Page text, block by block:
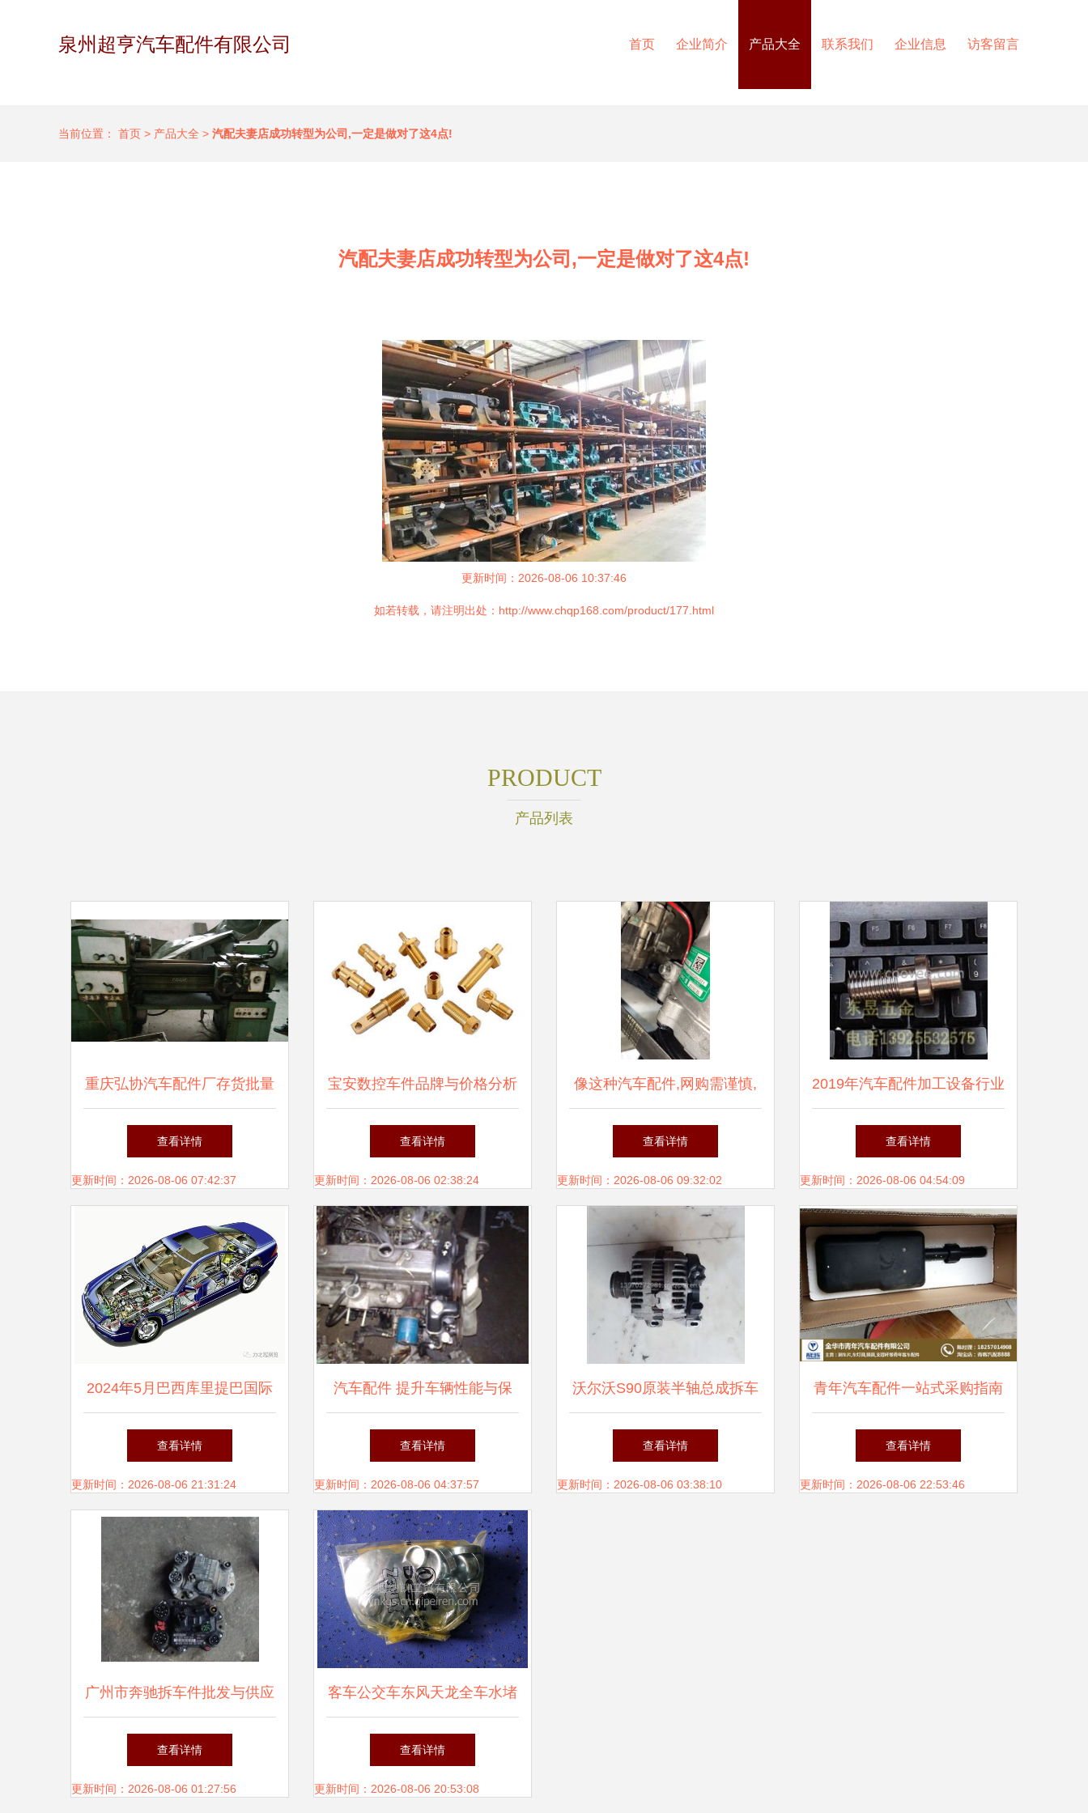
泉州超亨汽车配件有限公司 首页 企业简介 产品大全 联系我们 企业信息 访客留言
当前位置： 首页 > 产品大全 > 汽配夫妻店成功转型为公司,一定是做对了这4点!
汽配夫妻店成功转型为公司,一定是做对了这4点!
更新时间：2026-08-06 10:37:46
如若转载，请注明出处：http://www.chqp168.com/product/177.html
PRODUCT
产品列表
重庆弘协汽车配件厂存货批量
交易信息发布
查看详情
更新时间：2026-08-06 07:42:37
宝安数控车件品牌与价格分析
查看详情
更新时间：2026-08-06 02:38:24
像这种汽车配件,网购需谨慎,
躺枪的也许就是你
查看详情
更新时间：2026-08-06 09:32:02
2019年汽车配件加工设备行业
批发市场分析与发展趋势
查看详情
更新时间：2026-08-06 04:54:09
2024年5月巴西库里提巴国际
汽车配件展 探索汽车配件行
业的新机遇
查看详情
更新时间：2026-08-06 21:31:24
汽车配件 提升车辆性能与保
障行车安全的关键
查看详情
更新时间：2026-08-06 04:37:57
沃尔沃S90原装半轴总成拆车
件 质量保障与价格优势
查看详情
更新时间：2026-08-06 03:38:10
青年汽车配件一站式采购指南
从车灯具到刹车片
查看详情
更新时间：2026-08-06 22:53:46
广州市奔驰拆车件批发与供应
优质汽车配件的不二之选
查看详情
更新时间：2026-08-06 01:27:56
客车公交车东风天龙全车水堵
配件指南 11b031-c价格、图
片与厂家解析
查看详情
更新时间：2026-08-06 20:53:08